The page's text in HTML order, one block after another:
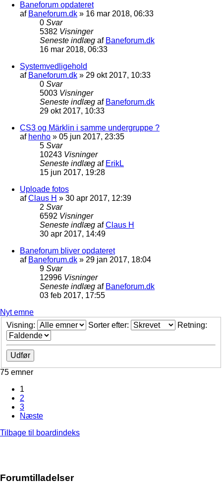
Baneforum opdateret
af Baneforum.dk » 16 mar 2018, 06:33
0 Svar
5382 Visninger
Seneste indlæg af Baneforum.dk
16 mar 2018, 06:33
Systemvedligehold
af Baneforum.dk » 29 okt 2017, 10:33
0 Svar
5003 Visninger
Seneste indlæg af Baneforum.dk
29 okt 2017, 10:33
CS3 og Märklin i samme undergruppe ?
af henho » 05 jun 2017, 23:35
5 Svar
10243 Visninger
Seneste indlæg af ErikL
15 jun 2017, 19:28
Uploade fotos
afClaus H » 30 apr 2017, 12:39
2 Svar
6592 Visninger
Seneste indlæg afClaus H
30 apr 2017, 14:49
Baneforum bliver opdateret
af Baneforum.dk » 29 jan 2017, 18:04
9 Svar
12996 Visninger
Seneste indlæg af Baneforum.dk
03 feb 2017, 17:55
Nyt emne
Visning:
Sorter efter: Retning:
75 emner
1
2
3
Næste
Tilbage til boardindeks
Forumtilladelser